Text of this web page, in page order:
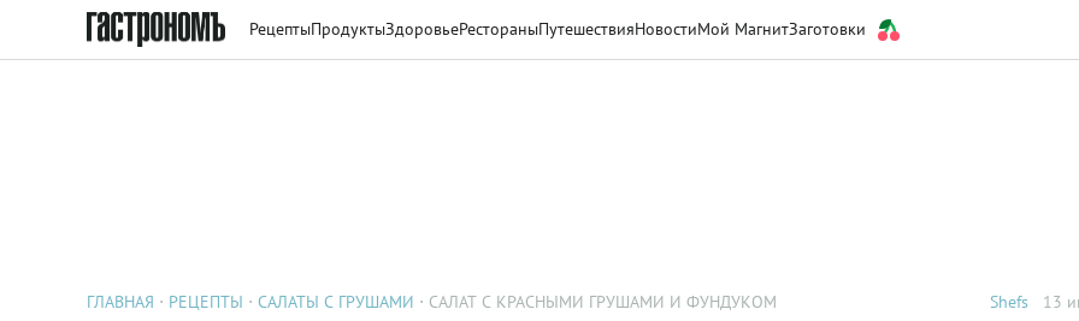
РецептыПродуктыЗдоровьеРестораныПутешествияНовостиМой МагнитЗаготовки
ГЛАВНАЯ РЕЦЕПТЫ САЛАТЫ С ГРУШАМИ САЛАТ С КРАСНЫМИ ГРУШАМИ И ФУНДУКОМ Shefs 13